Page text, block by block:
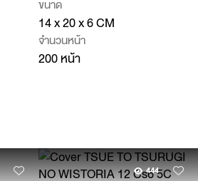
ขนาด
14 x 20 x 6 CM
จำนวนหน้า
200 หน้า
444